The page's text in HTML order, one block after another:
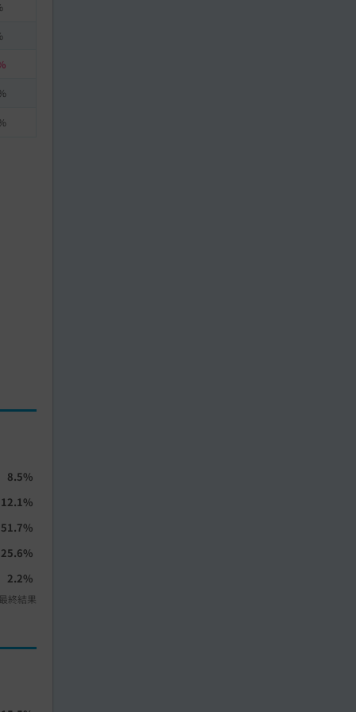
8.5%
12.1%
51.7%
25.6%
2.2%
終結果